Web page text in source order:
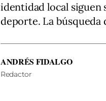
identidad local siguen
deporte. La búsqueda
ANDRÉS FIDALGO
Redactor